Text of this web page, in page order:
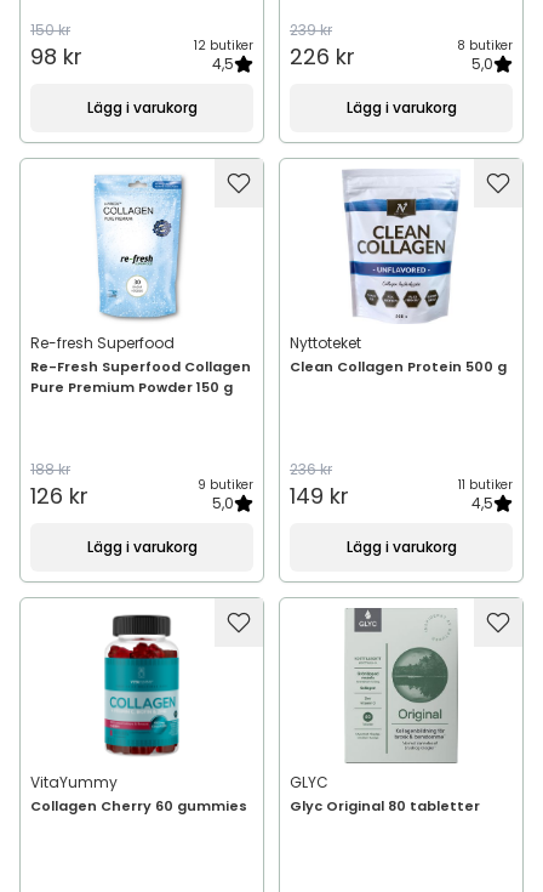
150 kr
98 kr 12 butiker
4,5
Lägg i varukorg
239 kr
226 kr 8 butiker
5,0
Lägg i varukorg
Re-fresh Superfood
Re-Fresh Superfood Collagen
Pure Premium Powder 150 g
188 kr
126 kr 9 butiker
5,0
Lägg i varukorg
Nyttoteket
Clean Collagen Protein 500 g
236 kr
149 kr 11 butiker
4,5
Lägg i varukorg
VitaYummy
Collagen Cherry 60 gummies
GLYC
Glyc Original 80 tabletter